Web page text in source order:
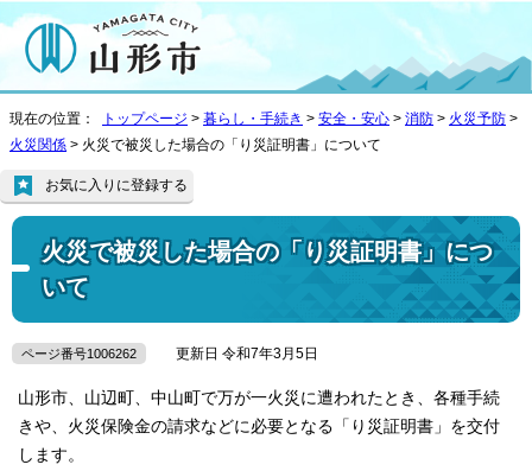
現在の位置： トップページ > 暮らし・手続き > 安全・安心 > 消防 > 火災予防 >
火災関係 > 火災で被災した場合の「り災証明書」について
火災で被災した場合の「り災証明書」につ
いて
お気に入りに登録する
ページ番号1006262 更新日 令和7年3月5日
山形市、山辺町、中山町で万が一火災に遭われたとき、各種手続
きや、火災保険金の請求などに必要となる「り災証明書」を交付
します。